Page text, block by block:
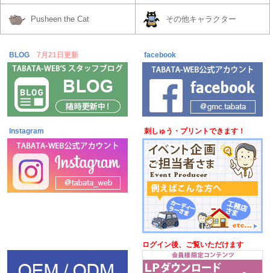
Pusheen the Cat その他キャラクター
BLOG 7月21日更新 facebook
Instagram 刺しゅう・プリントできます！
ログイン後、ご覧いただけます